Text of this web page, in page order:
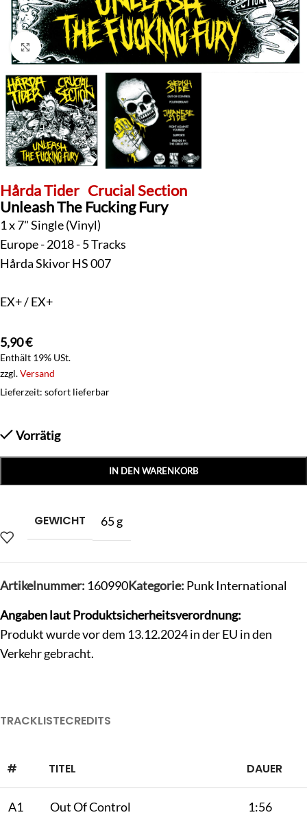
Klick zum Vergrößern
Hårda Tider Crucial Section
Unleash The Fucking Fury
1 x 7" Single (Vinyl)
Europe - 2018 - 5 Tracks
Hårda Skivor HS 007
EX+ / EX+
5,90€
Enthält 19% USt.
zzgl.Versand
Lieferzeit: sofort lieferbar
Vorrätig
IN DEN WARENKORB
GEWICHT 65 g
Artikelnummer: 160990Kategorie: Punk International
Angaben laut Produktsicherheitsverordnung:
Produkt wurde vor dem 13.12.2024 in der EU in den
Verkehr gebracht.
TRACKLISTECREDITS
# TITEL DAUER
A1 Out Of Control 1:56